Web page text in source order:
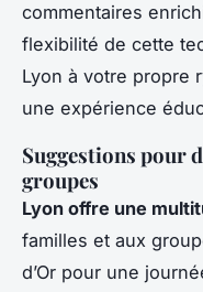
commentaires
flexibilité de cette
Lyon à votre propre
une expérience
Suggestions pour
groupes
Lyon offre une
familles et aux
d’Or pour une